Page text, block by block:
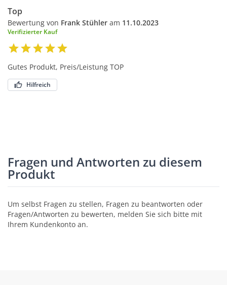
Top
Bewertung von Frank Stühler am 11.10.2023
Verifizierter Kauf
Gutes Produkt, Preis/Leistung TOP
Hilfreich
Fragen und Antworten zu diesem
Produkt
Um selbst Fragen zu stellen, Fragen zu beantworten oder
Fragen/Antworten zu bewerten, melden Sie sich bitte mit
Ihrem Kundenkonto an.